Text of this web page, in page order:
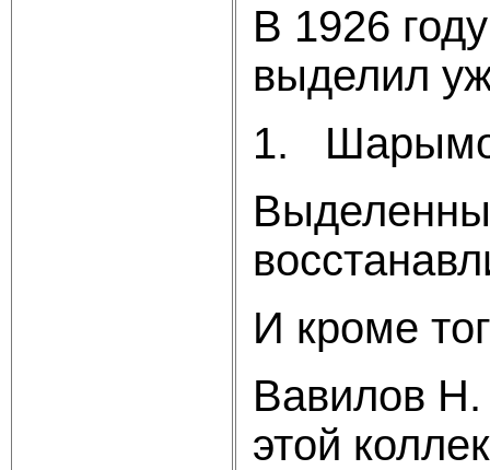
В 1926
выделил
1.
И кроме
Вавилов Н.
этой